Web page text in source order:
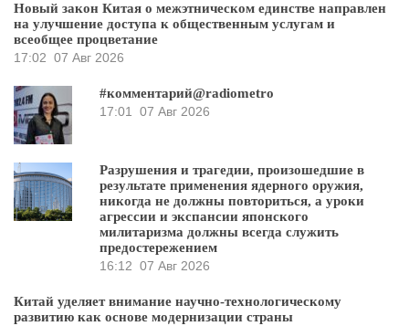
Новый закон Китая о межэтническом единстве направлен
на улучшение доступа к общественным услугам и
всеобщее процветание
17:02 07 Авг 2026
#комментарий@radiometro
17:01 07 Авг 2026
Разрушения и трагедии, произошедшие в
результате применения ядерного оружия,
никогда не должны повториться, а уроки
агрессии и экспансии японского
милитаризма должны всегда служить
предостережением
16:12 07 Авг 2026
Китай уделяет внимание научно-технологическому
развитию как основе модернизации страны